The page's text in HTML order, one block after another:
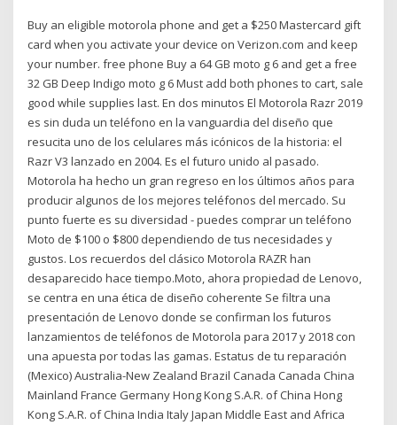
Buy an eligible motorola phone and get a $250 Mastercard gift
card when you activate your device on Verizon.com and keep
your number. free phone Buy a 64 GB moto g 6 and get a free
32 GB Deep Indigo moto g 6 Must add both phones to cart, sale
good while supplies last. En dos minutos El Motorola Razr 2019
es sin duda un teléfono en la vanguardia del diseño que
resucita uno de los celulares más icónicos de la historia: el
Razr V3 lanzado en 2004. Es el futuro unido al pasado.
Motorola ha hecho un gran regreso en los últimos años para
producir algunos de los mejores teléfonos del mercado. Su
punto fuerte es su diversidad - puedes comprar un teléfono
Moto de $100 o $800 dependiendo de tus necesidades y
gustos. Los recuerdos del clásico Motorola RAZR han
desaparecido hace tiempo.Moto, ahora propiedad de Lenovo,
se centra en una ética de diseño coherente Se filtra una
presentación de Lenovo donde se confirman los futuros
lanzamientos de teléfonos de Motorola para 2017 y 2018 con
una apuesta por todas las gamas. Estatus de tu reparación
(Mexico) Australia-New Zealand Brazil Canada Canada China
Mainland France Germany Hong Kong S.A.R. of China Hong
Kong S.A.R. of China India Italy Japan Middle East and Africa